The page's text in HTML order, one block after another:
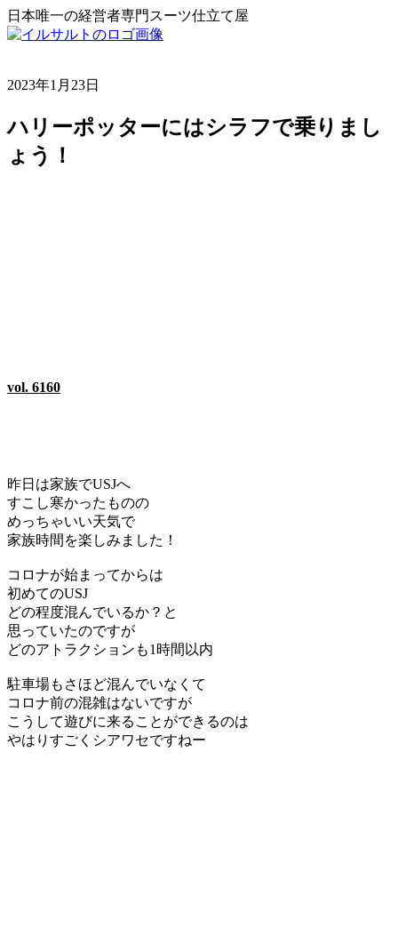
日本唯一の経営者専門スーツ仕立て屋
2023年1月23日
ハリーポッターにはシラフで乗りまし
ょう！
vol. 6160
昨日は家族でUSJへ
すこし寒かったものの
めっちゃいい天気で
家族時間を楽しみました！
コロナが始まってからは
初めてのUSJ
どの程度混んでいるか？と
思っていたのですが
どのアトラクションも1時間以内
駐車場もさほど混んでいなくて
コロナ前の混雑はないですが
こうして遊びに来ることができるのは
やはりすごくシアワセですねー